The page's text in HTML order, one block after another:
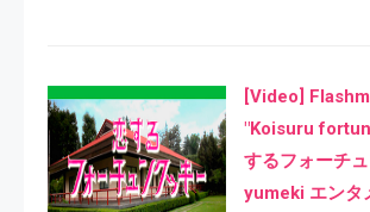
[Video]
"Koisuru
するフォーチ
yumeki エンタ